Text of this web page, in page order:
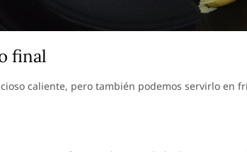
final
caliente, pero también podemos servirlo en